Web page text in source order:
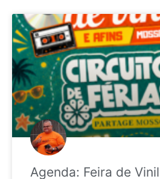
Agenda: Feira de